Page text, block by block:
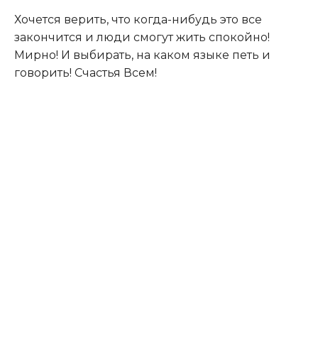
Хочется верить, что когда-нибудь это все
закончится и люди смогут жить спокойно!
Мирно! И выбирать, на каком языке петь и
говорить! Счастья Всем!